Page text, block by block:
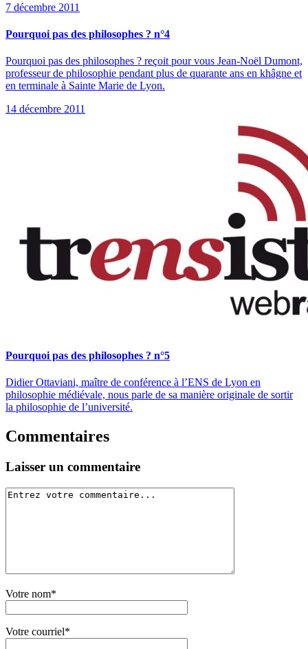
7 décembre 2011
Pourquoi pas des philosophes ? n°4
Pourquoi pas des philosophes ? reçoit pour vous Jean-Noël Dumont,
professeur de philosophie pendant plus de quarante ans en khâgne et
en terminale à Sainte Marie de Lyon.
14 décembre 2011
Pourquoi pas des philosophes ? n°5
Didier Ottaviani, maître de conférence à l’ENS de Lyon en
philosophie médiévale, nous parle de sa manière originale de sortir
la philosophie de l’université.
Commentaires
Laisser un commentaire
Votre nom*
Votre courriel*